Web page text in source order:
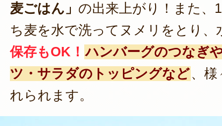
麦ごはん」 の出来上がり！また、
ち麦を水で洗ってヌメリをとり、
保存もOK！ ハンバーグのつなぎ
ツ・サラダのトッピングなど、
れられます。